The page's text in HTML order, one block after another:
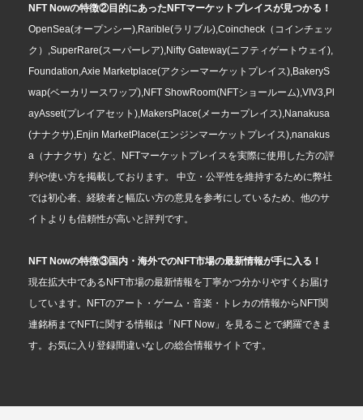
NFT Nowの特徴②目的にあったNFTマーケットプレイスが見つかる！
OpenSea(オープンシー),Rarible(ラリブル),Coincheck（コインチェッ
ク）,SuperRare(スーパーレア),Nifty Gateway(ニフティゲートウェイ),
Foundation,Axie Marketplace(アクシーマーケットプレイス),BakeryS
wap(ベーカリースワップ),NFT ShowRoom(NFTショールーム),VIV3,Pl
ayAsset(プレイアセット),MakersPlace(メーカープレイス),Nanakusa
(ナナクサ),Enjin MarketPlace(エンジンマーケットプレイス),nanakus
a（ナナクサ）など、NFTマーケットプレイスを実際に使用した方の評
判や使い方を掲載しております。 中立・公平性を維持するために弊社
では初心者、経験者と幅広い方の意見を参考にしているため、他のサ
イトよりも信頼性が高いと評判です。
NFT Nowの特徴③国内・海外でのNFT市場の最新情報が手に入る！
現在拡大中であるNFT市場の最新情報を丁寧かつ分かりやすくお届け
しています。NFTのアート・ゲーム・音楽・トレカの情報からNFT関
連銘柄までNFTに関する情報は「NFT Now」を見ることで網羅できま
す。お気に入り登録間違いなしの総合情報サイトです。